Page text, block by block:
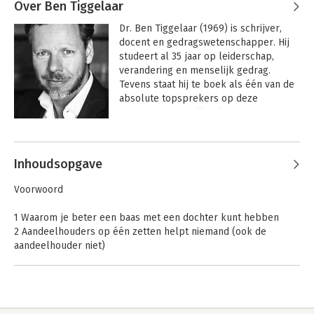
Over Ben Tiggelaar
Dr. Ben Tiggelaar (1969) is schrijver,
docent en gedragswetenschapper. Hij
studeert al 35 jaar op leiderschap,
verandering en menselijk gedrag.
Tevens staat hij te boek als één van de
absolute topsprekers op deze
razendsnel tempo veroverd. Hij is al
'MBA in één dag') waarin hij 'inhoud' en
'vorm' op een perfecte manier
samenbrengt. Een dag Tiggelaar is
hoog tempo en presenteert ontzettend
op een bevlogen, enthousiaste en
Andere boeken door Ben Tiggelaar
Inhoudsopgave
Voorwoord
1 Waarom je beter een baas met een dochter kunt hebben
2 Aandeelhouders op één zetten helpt niemand (ook de
aandeelhouder niet)